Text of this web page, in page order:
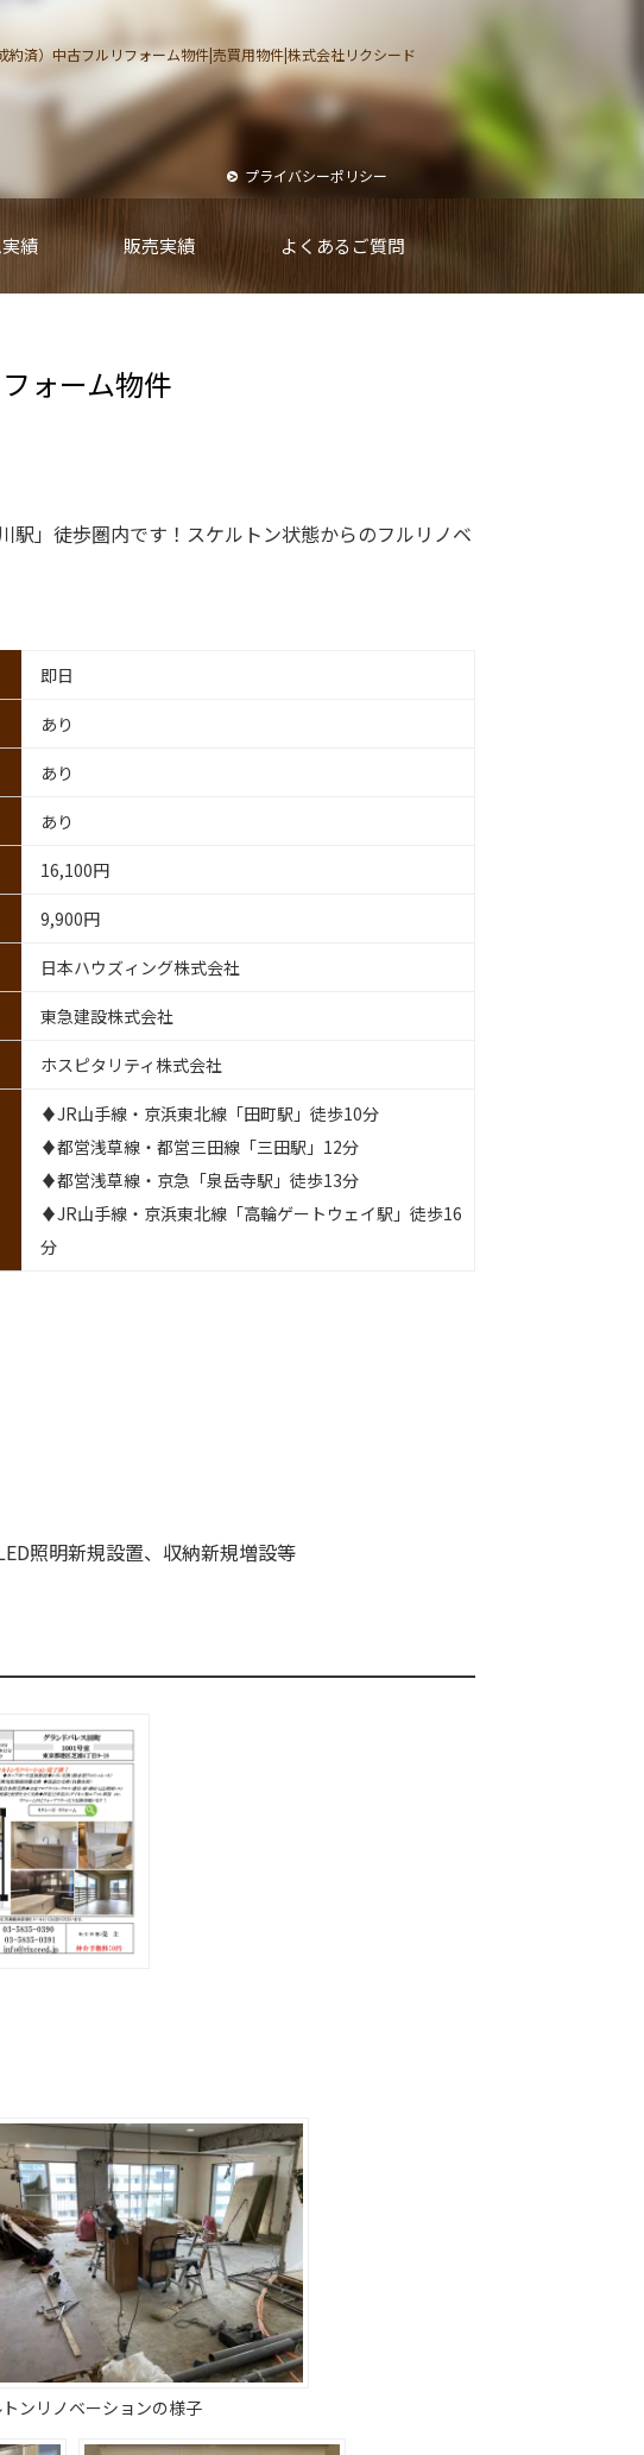
約済）中古フルリフォーム物件|売買用物件|株式会社リクシード
プライバシーポリシー
績 販売実績 よくあるご質問
ォーム物件
」徒歩圏内です！スケルトン状態からのフルリノベ
即日
あり
あり
あり
16,100円
9,900円
日本ハウズィング株式会社
東急建設株式会社
ホスピタリティ株式会社
♦JR山手線・京浜東北線「田町駅」徒歩10分
♦都営浅草線・都営三田線「三田駅」12分
♦都営浅草線・京急「泉岳寺駅」徒歩13分
♦JR山手線・京浜東北線「高輪ゲートウェイ駅」徒歩16
分
照明新規設置、収納新規増設等
ンリノベーションの様子